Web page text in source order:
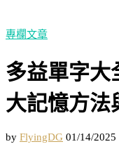
專欄文章
多益單字大
大記憶方法
by FlyingDG 01/14/2025